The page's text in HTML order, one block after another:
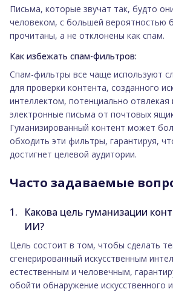
Письма, которые звучат так, будто
человеком, с большей вероятностью
прочитаны, а не отклонены как спам.
Как избежать спам-фильтров:
Спам-фильтры все чаще используют
для проверки контента, созданного
интеллектом, потенциально отвлекая
электронные письма от почтовых
Гуманизированный контент может
обходить эти фильтры, гарантируя,
достигнет целевой аудитории.
Часто задаваемые
Какова цель гуманизации
ИИ?
Цель состоит в том, чтобы сделать
сгенерированный искусственным
естественным и человечным,
обойти обнаружение искусственного